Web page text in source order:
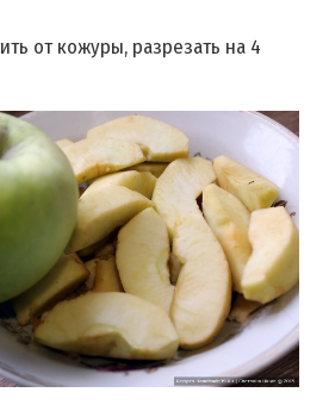
от кожуры, разрезать на 4